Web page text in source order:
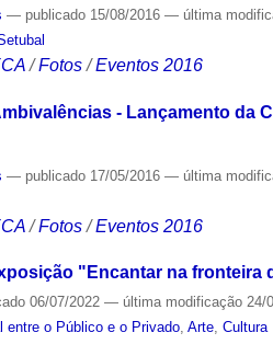
— publicado 15/08/2016— última
/Fotos /Eventos 2016
- Lançamento da
— publicado 17/05/2016— última
/Fotos /Eventos 2016
"Encantar na
06/07/2022— última modificação 24/
entre o Público e o Privado,Arte,Cultura